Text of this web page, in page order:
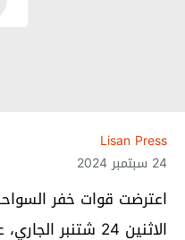
Lisan Press
24 سبتمبر 2024
اعترضت قوات خفر السواحل